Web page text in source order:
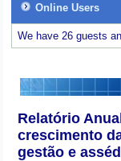
Online Users
We have 26 guests
Relatório
crescimento
gestão e